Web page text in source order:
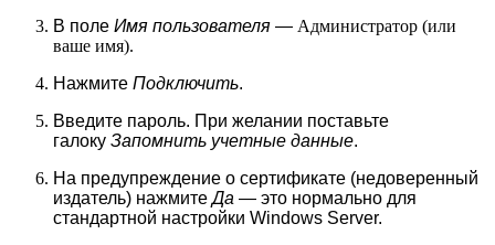
В поле Имя пользователя — Администратор (или
ваше имя).
Нажмите Подключить.
Введите пароль. При желании поставьте
галоку Запомнить учетные данные.
На предупреждение о сертификате (недоверенный
издатель) нажмитеДа — это нормально для
стандартной настройки Windows Server.